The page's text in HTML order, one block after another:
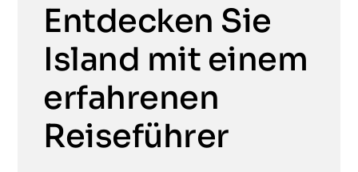
Entdecken Sie
Island mit einem
erfahrenen
Reiseführer